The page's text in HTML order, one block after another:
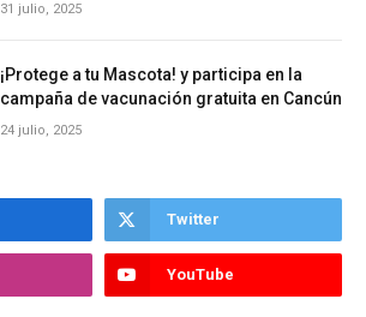
31 julio, 2025
¡Protege a tu Mascota! y participa en la
campaña de vacunación gratuita en Cancún
24 julio, 2025
Twitter
YouTube